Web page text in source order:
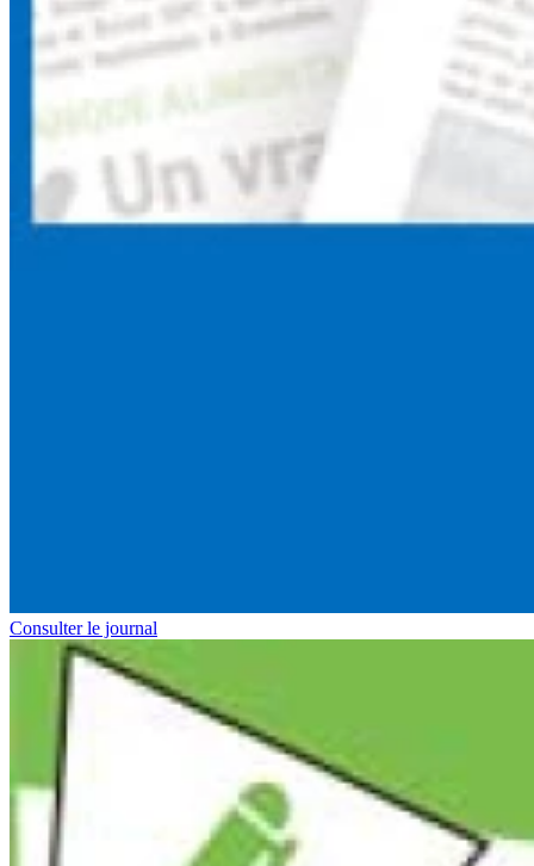
Consulter le journal